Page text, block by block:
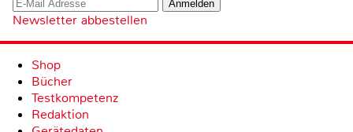
Newsletter abbestellen
Shop
Bücher
Testkompetenz
Redaktion